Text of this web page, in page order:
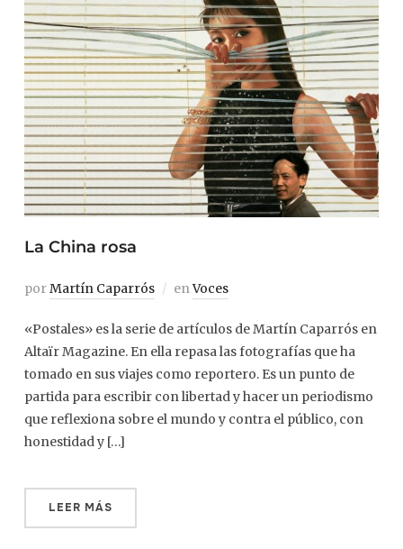
La China rosa
porMartín Caparrós enVoces
«Postales» es la serie de artículos de Martín Caparrós en
Altaïr Magazine. En ella repasa las fotografías que ha
tomado en sus viajes como reportero. Es un punto de
partida para escribir con libertad y hacer un periodismo
que reflexiona sobre el mundo y contra el público, con
honestidad y […]
LEER MÁS